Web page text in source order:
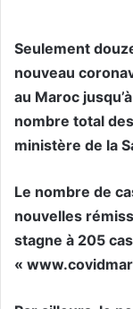
Seulement
nouveau
au Maroc
nombre total
ministère de la
Le nombre de
nouvelles
stagne à 205
«